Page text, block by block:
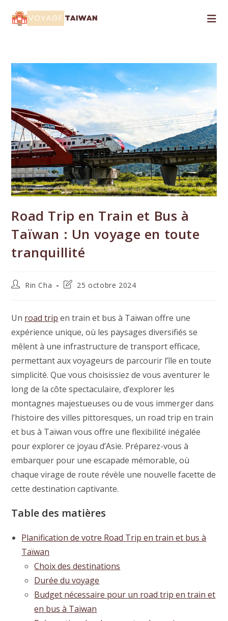
Road Trip en Train et Bus à
Taïwan : Un voyage en toute
tranquillité
Auteur/autrice
publication :
Rin Cha
Dernière
publication :
25 octobre 2024
Un road trip en train et bus à Taïwan offre une
expérience unique, où les paysages diversifiés se
mêlent à une infrastructure de transport efficace,
permettant aux voyageurs de parcourir l’île en toute
simplicité. Que vous choisissiez de vous aventurer le
long de la côte spectaculaire, d’explorer les
montagnes majestueuses ou de vous immerger dans
l’histoire des villes pittoresques, un road trip en train
et bus à Taïwan vous offre une flexibilité inégalée
pour explorer ce joyau d’Asie. Préparez-vous à
embarquer pour une escapade mémorable, où
chaque virage de route révèle une nouvelle facette de
cette destination captivante.
Table des matières
Planification de votre Road Trip en train et bus à
Taïwan
Choix des destinations
Durée du voyage
Budget nécessaire pour un road trip en train et
en bus à Taïwan